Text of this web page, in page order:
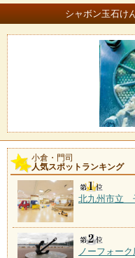
シャボン玉石け
小倉・門司
人気スポットランキング
北九州市立
ノーフォー